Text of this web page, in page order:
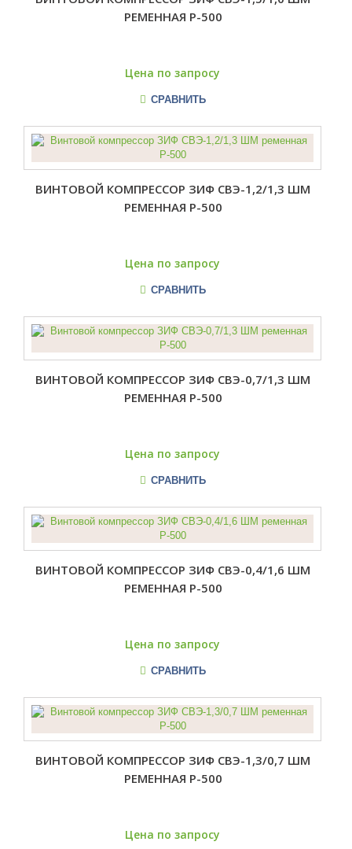
РЕМЕННАЯ Р-500
Цена по запросу
СРАВНИТЬ
ВИНТОВОЙ КОМПРЕССОР ЗИФ СВЭ-1,2/1,3 ШМ
РЕМЕННАЯ Р-500
Цена по запросу
СРАВНИТЬ
ВИНТОВОЙ КОМПРЕССОР ЗИФ СВЭ-0,7/1,3 ШМ
РЕМЕННАЯ Р-500
Цена по запросу
СРАВНИТЬ
ВИНТОВОЙ КОМПРЕССОР ЗИФ СВЭ-0,4/1,6 ШМ
РЕМЕННАЯ Р-500
Цена по запросу
СРАВНИТЬ
ВИНТОВОЙ КОМПРЕССОР ЗИФ СВЭ-1,3/0,7 ШМ
РЕМЕННАЯ Р-500
Цена по запросу